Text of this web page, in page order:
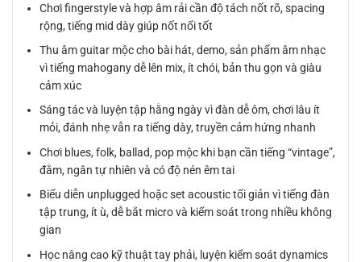
Chơi fingerstyle và hợp âm rải cần độ tách nốt rõ, spacing
rộng, tiếng mid dày giúp nốt nổi tốt
Thu âm guitar mộc cho bài hát, demo, sản phẩm âm nhạc
vì tiếng mahogany dễ lên mix, ít chói, bản thu gọn và giàu
cảm xúc
Sáng tác và luyện tập hằng ngày vì đàn dễ ôm, chơi lâu ít
mỏi, đánh nhẹ vẫn ra tiếng dày, truyền cảm hứng nhanh
Chơi blues, folk, ballad, pop mộc khi bạn cần tiếng “vintage”,
đằm, ngân tự nhiên và có độ nén êm tai
Biểu diễn unplugged hoặc set acoustic tối giản vì tiếng đàn
tập trung, ít ù, dễ bắt micro và kiểm soát trong nhiều không
gian
Học nâng cao kỹ thuật tay phải, luyện kiểm soát dynamics